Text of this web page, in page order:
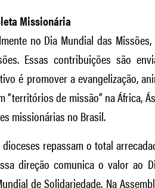
Missionária
no Dia Mundial das
Essas contribuições são
é promover a evangelização,
“territórios de missão” na África,
missionárias no Brasil.
repassam o total
direção comunica o valor ao
de Solidariedade. Na